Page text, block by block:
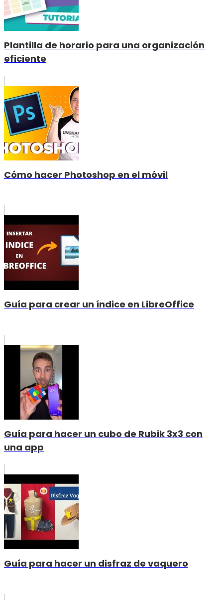
Plantilla de horario para una organización
eficiente
Cómo hacer Photoshop en el móvil
Guía para crear un índice en LibreOffice
Guía para hacer un cubo de Rubik 3x3 con
una app
Guía para hacer un disfraz de vaquero